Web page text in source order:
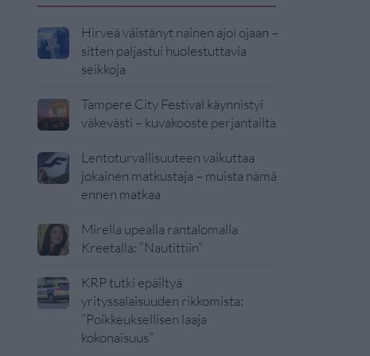
Hirveä väistänyt nainen ajoi ojaan –
sitten paljastui huolestuttavia
seikkoja
Tampere City Festival käynnistyi
väkevästi – kuvakooste perjantailta
Lentoturvallisuuteen vaikuttaa
jokainen matkustaja – muista nämä
ennen matkaa
Mirella upealla rantalomalla
Kreetalla: ”Nautittiin”
KRP tutki epäiltyä
yrityssalaisuuden rikkomista:
”Poikkeuksellisen laaja
kokonaisuus”